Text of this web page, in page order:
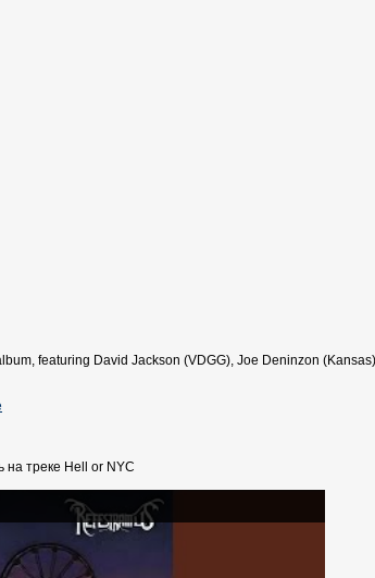
featuring David Jackson (VDGG), Joe Deninzon
треке Hell or NYC